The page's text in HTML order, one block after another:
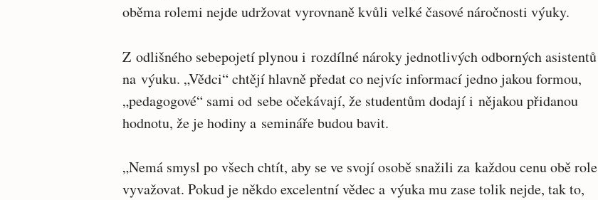
oběma rolemi nejde udržovat vyrovnaně kvůli velké časové náročnosti výuky.
Z odlišného sebepojetí plynou i rozdílné nároky jednotlivých odborných asistentů
na výuku. „Vědci“ chtějí hlavně předat co nejvíc informací jedno jakou formou,
„pedagogové“ sami od sebe očekávají, že studentům dodají i nějakou přidanou
hodnotu, že je hodiny a semináře budou bavit.
„Nemá smysl po všech chtít, aby se ve svojí osobě snažili za každou cenu obě role
vyvažovat. Pokud je někdo excelentní vědec a výuka mu zase tolik nejde, tak to,